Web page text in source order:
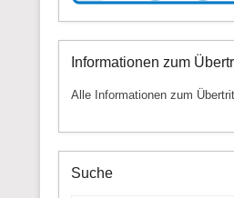
Informationen zum
Alle Informationen zum
Suche